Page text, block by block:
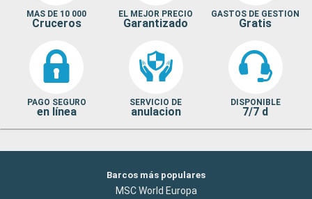
MAS DE 10 000
Cruceros
EL MEJOR PRECIO
Garantizado
GASTOS DE GESTION
Gratis
PAGO SEGURO
en línea
SERVICIO DE
anulacion
DISPONIBLE
7/7 d
Barcos más populares
MSC World Europa